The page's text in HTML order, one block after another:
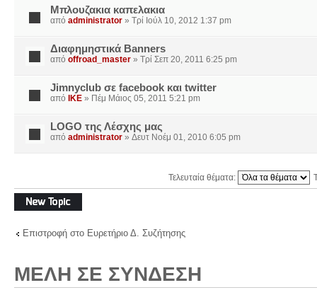
Μπλουζακια καπελακια
από administrator » Τρί Ιούλ 10, 2012 1:37 pm
Διαφημηστικά Banners
από offroad_master » Τρί Σεπ 20, 2011 6:25 pm
Jimnyclub σε facebook και twitter
από IKE » Πέμ Μάιος 05, 2011 5:21 pm
LOGO της Λέσχης μας
από administrator » Δευτ Νοέμ 01, 2010 6:05 pm
Τελευταία θέματα:
Δημιουργία νέου
θέματος
Επιστροφή στο Ευρετήριο Δ. Συζήτησης
ΜΈΛΗ ΣΕ ΣΎΝΔΕΣΗ